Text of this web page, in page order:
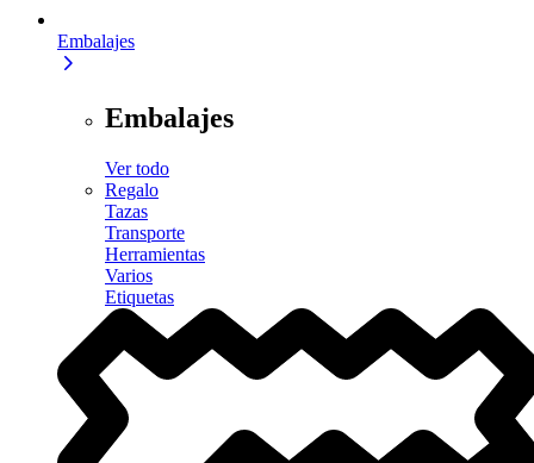
Embalajes
Embalajes
Ver todo
Regalo
Tazas
Transporte
Herramientas
Varios
Etiquetas